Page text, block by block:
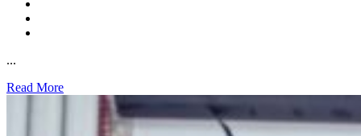
...
Read More